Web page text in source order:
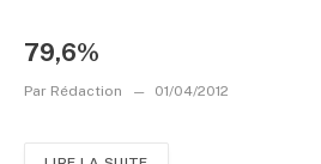
79,6%
Par Rédaction 01/04/2012